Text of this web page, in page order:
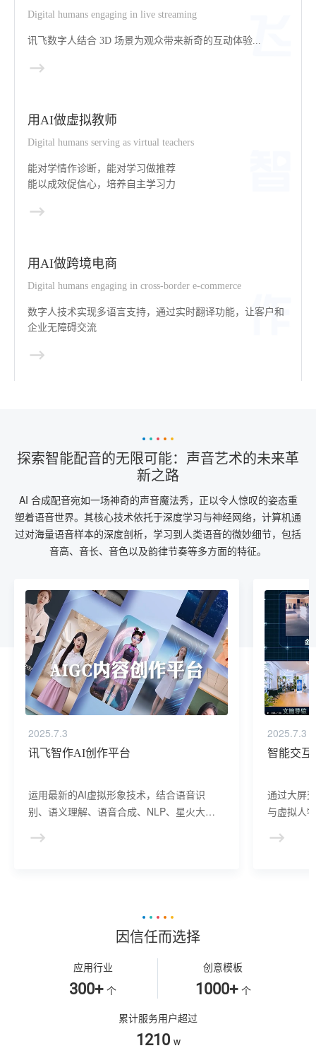
Digital humans engaging in live streaming
讯飞数字人结合 3D 场景为观众带来新奇的互动体验...
用AI做虚拟教师
Digital humans serving as virtual teachers
能对学情作诊断，能对学习做推荐
能以成效促信心，培养自主学习力
用AI做跨境电商
Digital humans engaging in cross-border e-commerce
数字人技术实现多语言支持，通过实时翻译功能，让客户和
企业无障碍交流
探索智能配音的无限可能：声音艺术的未来革
新之路
AI 合成配音宛如一场神奇的声音魔法秀，正以令人惊叹的姿态重
塑着语音世界。其核心技术依托于深度学习与神经网络，计算机通
过对海量语音样本的深度剖析，学习到人类语音的微妙细节，包括
音高、音长、音色以及韵律节奏等多方面的特征。
2025.7.3
讯飞智作AI创作平台
运用最新的AI虚拟形象技术，结合语音识
别、语义理解、语音合成、NLP、星火大模
建、AI驱动、多模态交互的多场景虚拟人产
2025.7.3
智能交互
通过大屏
与虚拟人
景，可广
因信任而选择
应用行业
300+ 个
创意模板
1000+ 个
累计服务用户超过
1210 w